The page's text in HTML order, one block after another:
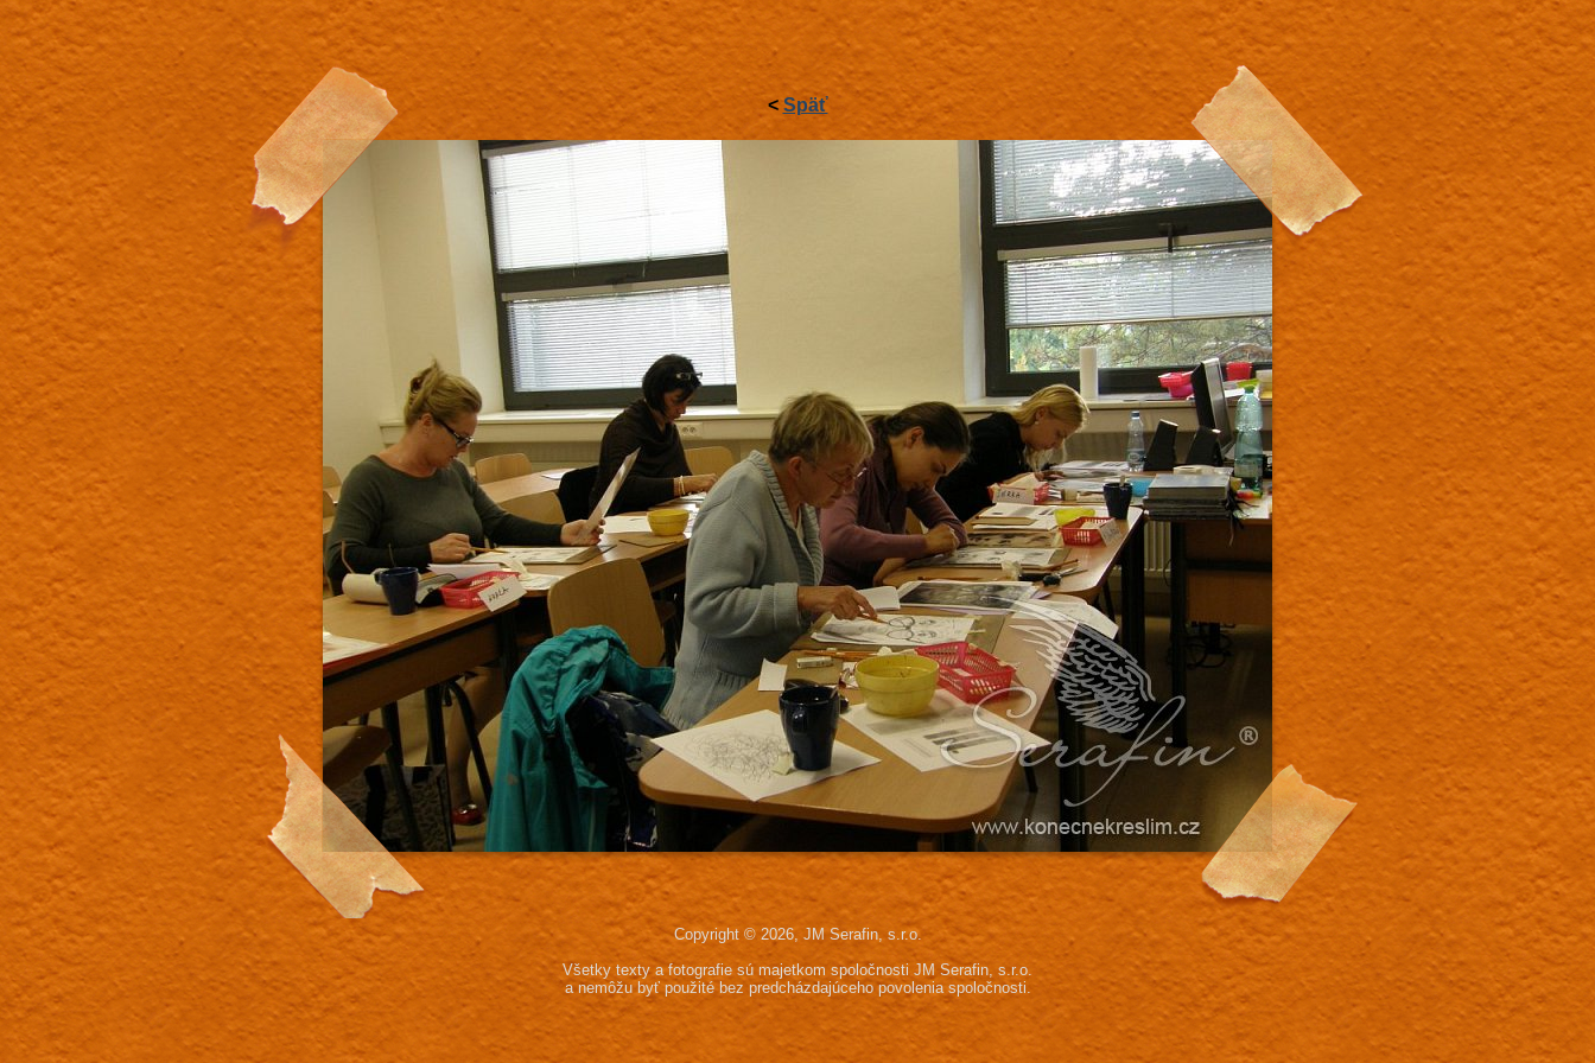
< Späť
Copyright © 2026, JM Serafin, s.r.o.
Všetky texty a fotografie sú majetkom spoločnosti JM Serafin, s.r.o.
a nemôžu byť použité bez predcházdajúceho povolenia spoločnosti.